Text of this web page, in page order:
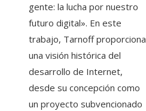
gente: la lucha por nuestro
futuro digital». En este
trabajo, Tarnoff proporciona
una visión histórica del
desarrollo de Internet,
desde su concepción como
un proyecto subvencionado